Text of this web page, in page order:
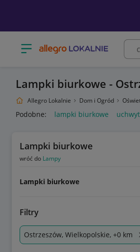
Otwórz menu z kategoriami
Lampki biurkowe -
Allegro Lokalnie Dom i Ogród
Podobne: lampki biurkowe
Lampki biurkowe
wróć do Lampy
Lampki biurkowe
Filtry
Ostrzeszów, Wielkopolskie, +0 km